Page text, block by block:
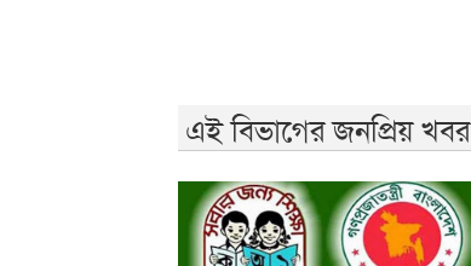
এই বিভাগের জনপ্রিয় খবর